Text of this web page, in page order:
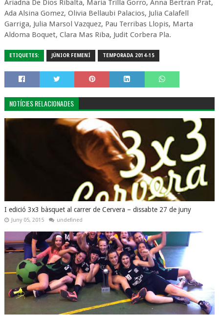
Ariadna De Dios Ribalta, Maria Trilla Gorro, Anna Bertran Prat,
Ada Alsina Gomez, Olivia Bellaubi Palacios, Julia Calafell
Garriga, Julia Marsol Vazquez, Pau Terribas Llopis, Marta
Aldoma Boquet, Clara Mas Riba, Judit Corbera Pla.
ETIQUETES: JÚNIOR FEMENÍ TEMPORADA 2014-15
NOTÍCIES RELACIONADES
I edició 3x3 bàsquet al carrer de Cervera – dissabte 27 de juny
Juny 05, 2015 undefined